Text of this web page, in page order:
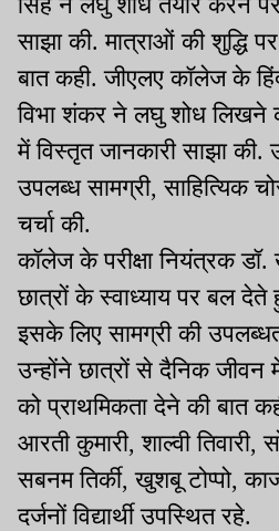
साझा की. मात्राओं की शुद्धि
बात कही. जीएलए कॉलेज के
विभा शंकर ने लघु शोध लिखने
में विस्तृत जानकारी साझा की.
उपलब्ध सामग्री, साहित्यिक
चर्चा की.
कॉलेज के परीक्षा नियंत्रक
छात्रों के स्वाध्याय पर बल देते
इसके लिए सामग्री की
उन्होंने छात्रों से दैनिक जीवन में
को प्राथमिकता देने की बात
आरती कुमारी, शाल्वी तिवारी,
सबनम तिर्की, खुशबू टोप्पो,
दर्जनों विद्यार्थी उपस्थित रहे.